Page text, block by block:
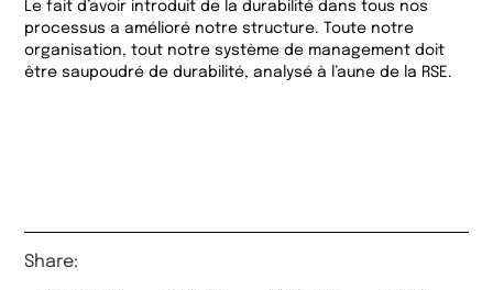
Le fait d’avoir introduit de la durabilité dans tous nos
processus a amélioré notre structure. Toute notre
organisation, tout notre système de management doit
être saupoudré de durabilité, analysé à l’aune de la RSE.
Share: